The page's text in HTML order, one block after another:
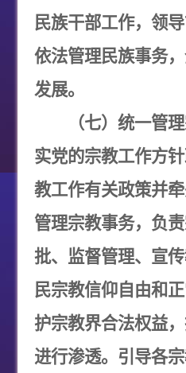
民族干部工作，领
依法管理民族事务
发展。
（七）统一管
实党的宗教工作方
教工作有关政策并
管理宗教事务，负
批、监督管理、宣
民宗教信仰自由和
护宗教界合法权益
进行渗透。引导各